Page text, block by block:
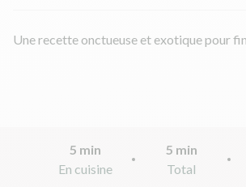
Une recette onctueuse et exotique pour
5 min
En cuisine
5 min
Total